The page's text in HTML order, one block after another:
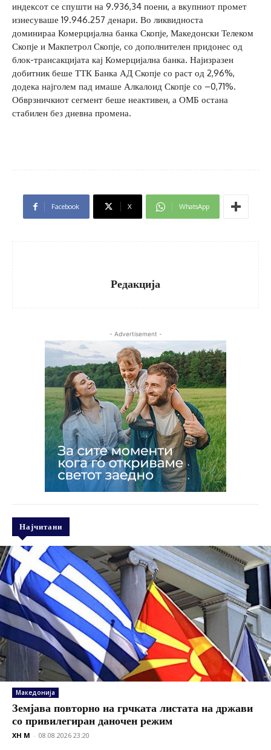
индексот се спушти на 9.936,34 поени, а вкупниот промет
изнесуваше 19.946.257 денари. Во ликвидноста
доминираа Комерцијална банка Скопје, Македонски Телеком
Скопје и Макпетрол Скопје, со дополнителен придонес од
блок-трансакцијата кај Комерцијална банка. Најизразен
добитник беше ТТК Банка АД Скопје со раст од 2,96%,
додека најголем пад имаше Алкалоид Скопје со –0,71%.
Обврзничкиот сегмент беше неактивен, а ОМБ остана
стабилен без дневна промена.
Facebook X WhatsApp
Редакција
- Advertisement -
Најчитани
Македонија
Земјава повторно на грчката листата на држави
со привилегиран даночен режим
XH M - 08.08.2026 23:20